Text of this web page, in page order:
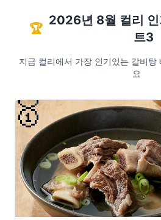
🏆
2026년 8월 컬리 인
트3
지금 컬리에서 가장 인기있는 갈비탕
요
🥇